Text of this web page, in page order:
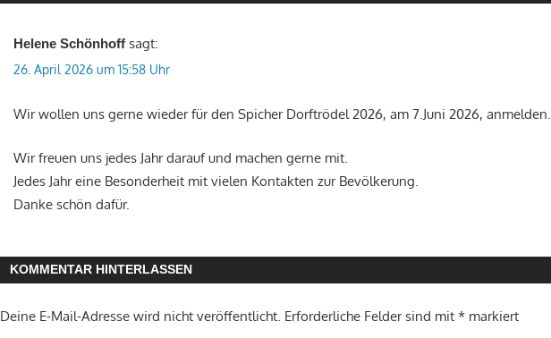
Helene Schönhoff sagt:
26. April 2026 um 15:58 Uhr
Wir wollen uns gerne wieder für den Spicher Dorftrödel 2026, am 7.Juni 2026, anmelden.
Wir freuen uns jedes Jahr darauf und machen gerne mit.
Jedes Jahr eine Besonderheit mit vielen Kontakten zur Bevölkerung.
Danke schön dafür.
KOMMENTAR HINTERLASSEN
Deine E-Mail-Adresse wird nicht veröffentlicht. Erforderliche Felder sind mit* markiert